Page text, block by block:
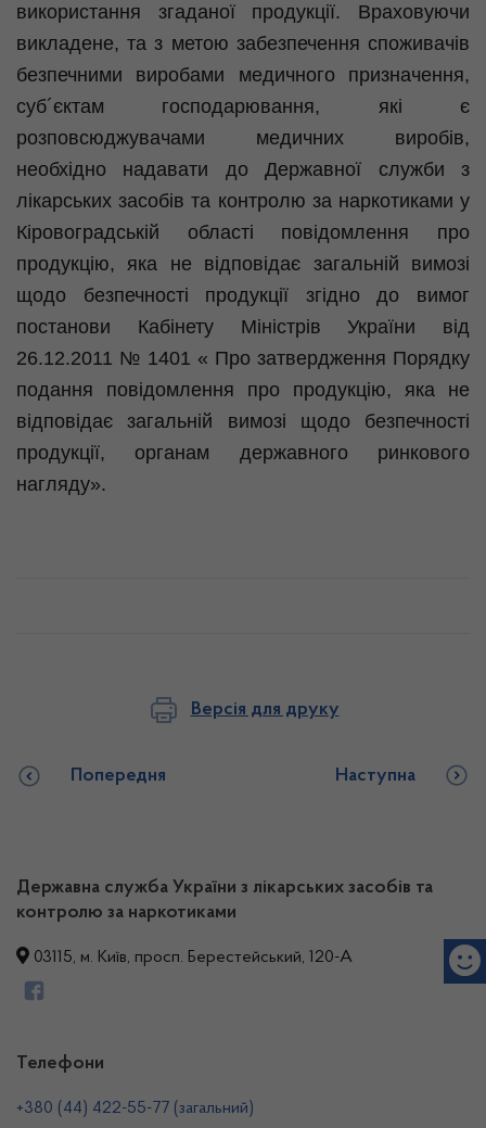
використання згаданої продукції. Враховуючи
викладене, та з метою забезпечення споживачів
безпечними виробами медичного призначення,
суб´єктам господарювання, які є
розповсюджувачами медичних виробів,
необхідно надавати до Державної служби з
лікарських засобів та контролю за наркотиками у
Кіровоградській області повідомлення про
продукцію, яка не відповідає загальній вимозі
щодо безпечності продукції згідно до вимог
постанови Кабінету Міністрів України від
26.12.2011 № 1401 « Про затвердження Порядку
подання повідомлення про продукцію, яка не
відповідає загальній вимозі щодо безпечності
продукції, органам державного ринкового
нагляду».
Версія для друку
Попередня Наступна
Державна служба України з лікарських засобів та
контролю за наркотиками
03115, м. Київ, просп. Берестейський, 120-А
Телефони
+380 (44) 422-55-77 (загальний)